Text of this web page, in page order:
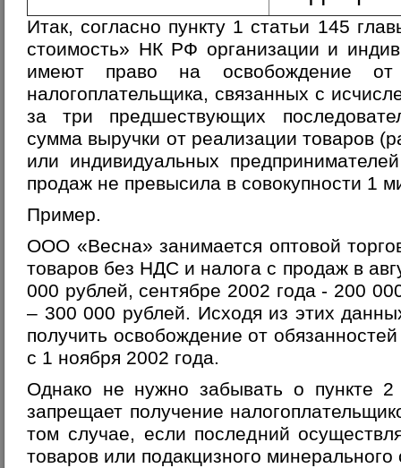
Итак, согласно пункту 1 статьи 145
стоимость» НК РФ организации и
имеют право на освобождение от
налогоплательщика, связанных с
за три предшествующих
сумма выручки от реализации товаров
или индивидуальных
продаж не превысила в совокупности 1
Пример.
ООО «Весна» занимается оптовой
товаров без НДС и налога с продаж в
000 рублей, сентябре 2002 года - 200
– 300 000 рублей. Исходя из этих
получить освобождение от
с 1 ноября 2002 года.
Однако не нужно забывать о пункте
запрещает получение
том случае, если последний
товаров или подакцизного минерального